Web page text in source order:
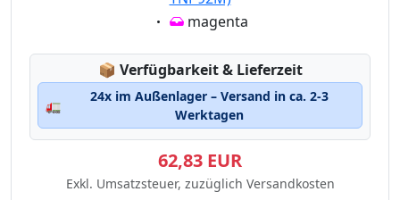
Eigenschaft:
magenta
📦 Lagerstatus:
Verfügbarkeit & Lieferzeit
🚛
24x im Außenlager – Versand in ca. 2-3
Werktagen
62,83 EUR
Exkl. Umsatzsteuer, zuzüglich Versandkosten